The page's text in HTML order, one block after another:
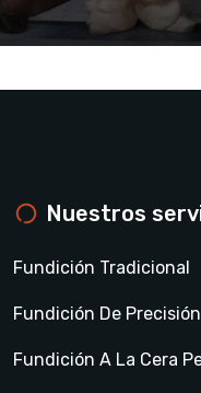
Nuestros
Fundición Tradicional
Fundición De Precisión
Fundición A La Cera